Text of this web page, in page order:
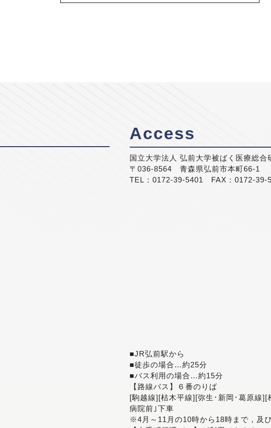
Access
国立大学法人 弘前大学被ばく医療総合
〒036-8564 青森県弘前市本町66-1
TEL：0172-39-5401 FAX：0172-39-
■JR弘前駅から
■徒歩の場合…約25分
■バス利用の場合…約15分
【路線バス】６番のりば
[駒越線][枯木平線][弥生･新岡･葛原線
病院前｣下車
※4月～11月の10時から18時まで，及